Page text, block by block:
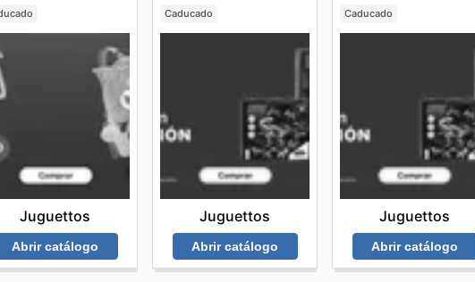
Juguettos
Abrir catálogo
Caducado
Juguettos
Abrir catálogo
Caducado
Juguettos
Abrir catálogo